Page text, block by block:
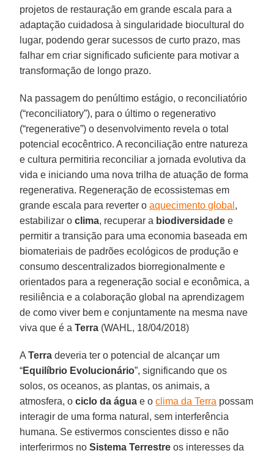
projetos de restauração em grande escala para a
adaptação cuidadosa à singularidade biocultural do
lugar, podendo gerar sucessos de curto prazo, mas
falhar em criar significado suficiente para motivar a
transformação de longo prazo.
Na passagem do penúltimo estágio, o reconciliatório
(“reconciliatory”), para o último o regenerativo
(“regenerative”) o desenvolvimento revela o total
potencial ecocêntrico. A reconciliação entre natureza
e cultura permitiria reconciliar a jornada evolutiva da
vida e iniciando uma nova trilha de atuação de forma
regenerativa. Regeneração de ecossistemas em
grande escala para reverter oaquecimento global ,
estabilizar oclima, recuperar a biodiversidade e
permitir a transição para uma economia baseada em
biomateriais de padrões ecológicos de produção e
consumo descentralizados biorregionalmente e
orientados para a regeneração social e econômica, a
resiliência e a colaboração global na aprendizagem
de como viver bem e conjuntamente na mesma nave
viva que é aTerra (WAHL, 18/04/2018)
ATerra deveria ter o potencial de alcançar um
“Equilíbrio Evolucionário”, significando que os
solos, os oceanos, as plantas, os animais, a
atmosfera, ociclo da água e oclima da Terra possam
interagir de uma forma natural, sem interferência
humana. Se estivermos conscientes disso e não
interferirmos noSistema Terrestre os interesses da